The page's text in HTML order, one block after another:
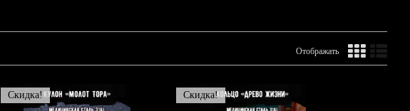
Отображать
Скидка! Скидка!